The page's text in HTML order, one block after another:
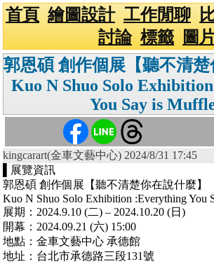
首頁 繪圖設計 工作閒聊
討論 標籤
圖
郭恩碩 創作個展【聽不清楚
Kuo N Shuo Solo
You Say is
kingcarart(金車文藝中心) 2024/8/31 17:45
▌展覽資訊
郭恩碩 創作個展【聽不清楚你在說什麼】
Kuo N Shuo Solo Exhibition :Everything You
展期：2024.9.10 (二) – 2024.10.20 (日)
開幕：2024.09.21 (六) 15:00
地點：金車文藝中心 承德館
地址：台北市承德路三段131號